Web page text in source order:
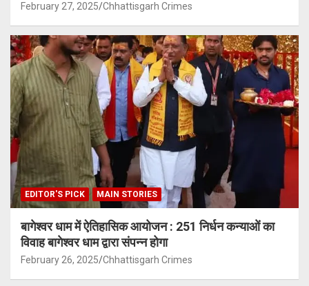
February 27, 2025 Chhattisgarh Crimes
EDITOR'S PICK MAIN STORIES
बागेश्वर धाम में ऐतिहासिक आयोजन : 251 निर्धन कन्याओं का
विवाह बागेश्वर धाम द्वारा संपन्न होगा
February 26, 2025 Chhattisgarh Crimes